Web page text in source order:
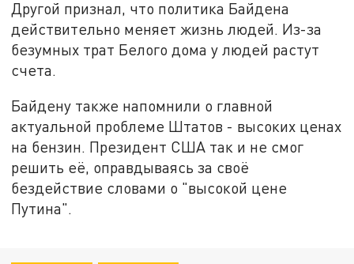
Другой признал, что политика Байдена
действительно меняет жизнь людей. Из-за
безумных трат Белого дома у людей растут
счета.
Байдену также напомнили о главной
актуальной проблеме Штатов - высоких ценах
на бензин. Президент США так и не смог
решить её, оправдываясь за своё
бездействие словами о "высокой цене
Путина".